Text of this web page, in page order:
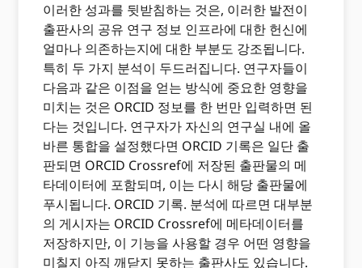
이러한 성과를 뒷받침하는 것은, 이러한 발전이
출판사의 공유 연구 정보 인프라에 대한 헌신에
얼마나 의존하는지에 대한 부분도 강조됩니다.
특히 두 가지 분석이 두드러집니다. 연구자들이
다음과 같은 이점을 얻는 방식에 중요한 영향을
미치는 것은 ORCID 정보를 한 번만 입력하면 된
다는 것입니다. 연구자가 자신의 연구실 내에 올
바른 통합을 설정했다면 ORCID 기록은 일단 출
판되면 ORCID Crossref에 저장된 출판물의 메
타데이터에 포함되며, 이는 다시 해당 출판물에
푸시됩니다. ORCID 기록. 분석에 따르면 대부분
의 게시자는 ORCID Crossref에 메타데이터를
저장하지만, 이 기능을 사용할 경우 어떤 영향을
미칠지 아직 깨닫지 못하는 출판사도 있습니다.